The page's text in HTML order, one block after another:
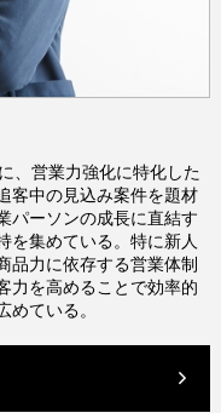
、営業力強化に特化した
客中の見込み案件を題材
パーソンの成長に直結す
を集めている。特に新人
品力に依存する営業体制
力を高めることで効率的
ている。